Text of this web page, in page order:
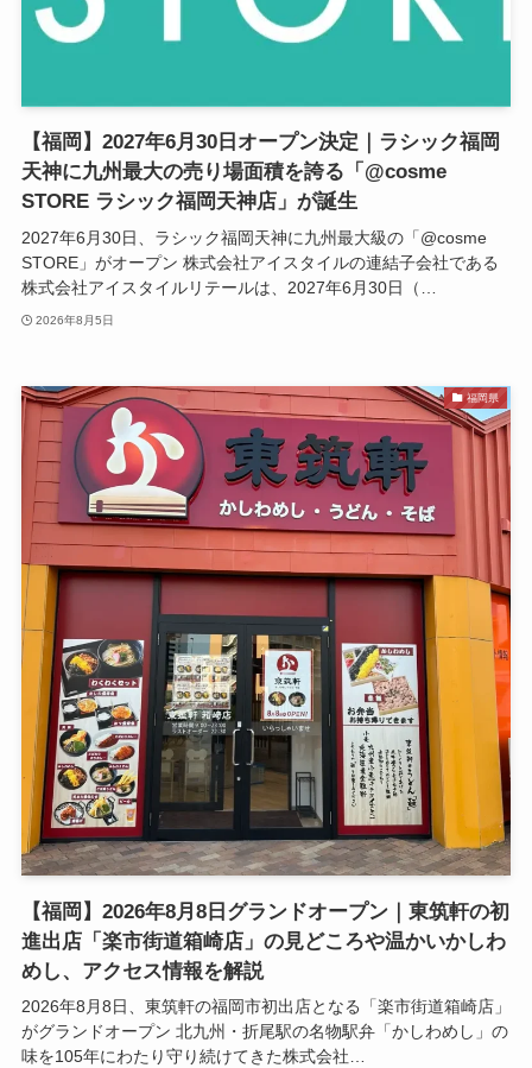
【福岡】2027年6月30日オープン決定｜ラシック福岡
天神に九州最大の売り場面積を誇る「@cosme
STORE ラシック福岡天神店」が誕生
2027年6月30日、ラシック福岡天神に九州最大級の「@cosme
STORE」がオープン 株式会社アイスタイルの連結子会社である
株式会社アイスタイルリテールは、2027年6月30日（…
2026年8月5日
福岡県
【福岡】2026年8月8日グランドオープン｜東筑軒の初
進出店「楽市街道箱崎店」の見どころや温かいかしわ
めし、アクセス情報を解説
2026年8月8日、東筑軒の福岡市初出店となる「楽市街道箱崎店」
がグランドオープン 北九州・折尾駅の名物駅弁「かしわめし」の
味を105年にわたり守り続けてきた株式会社…